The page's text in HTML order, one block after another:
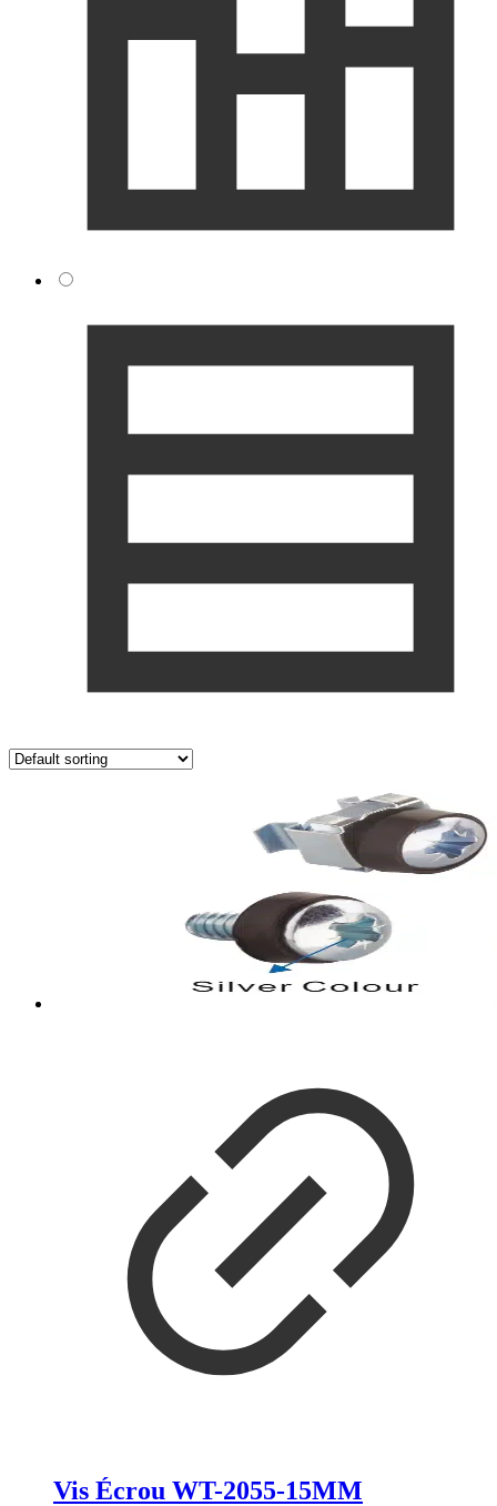
Vis Écrou WT-2055-15MM